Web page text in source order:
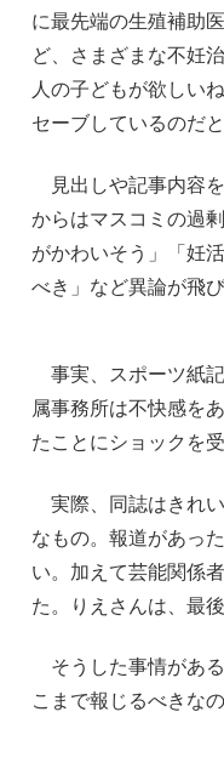
に最先端の生殖補助
ど、さまざまな不妊
人の子どもが欲しい
セーブしているのだと
見出しや記事内容
からはマスコミの過
がかわいそう」「妊
べき」など異論が飛
事実、スポーツ紙
属事務所は不快感を
たことにショックを
実際、同誌はきれ
なもの。報道があっ
い。加えて芸能関係
た。りえさんは、最
そうした事情があ
こまで報じるべきな